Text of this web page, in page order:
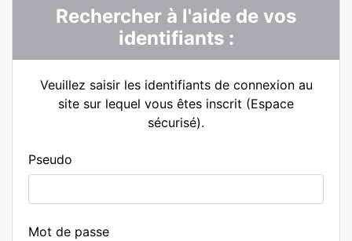
Rechercher à l'aide de vos
identifiants :
Veuillez saisir les identifiants de connexion au
site sur lequel vous êtes inscrit (Espace
sécurisé).
Pseudo
Mot de passe